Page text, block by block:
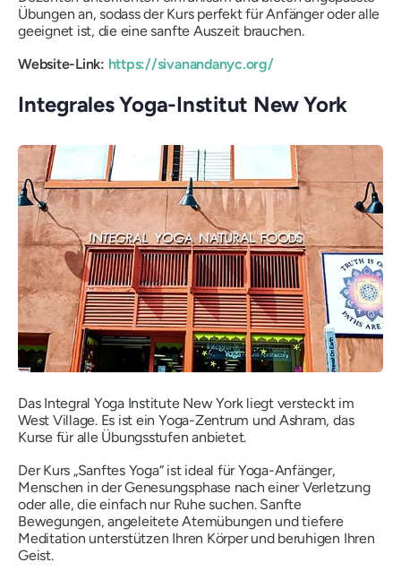
Übungen an, sodass der Kurs perfekt für Anfänger oder alle
geeignet ist, die eine sanfte Auszeit brauchen.
Website-Link: https://sivanandanyc.org/
Integrales Yoga-Institut New York
Das Integral Yoga Institute New York liegt versteckt im
West Village. Es ist ein Yoga-Zentrum und Ashram, das
Kurse für alle Übungsstufen anbietet.
Der Kurs „Sanftes Yoga“ ist ideal für Yoga-Anfänger,
Menschen in der Genesungsphase nach einer Verletzung
oder alle, die einfach nur Ruhe suchen. Sanfte
Bewegungen, angeleitete Atemübungen und tiefere
Meditation unterstützen Ihren Körper und beruhigen Ihren
Geist.